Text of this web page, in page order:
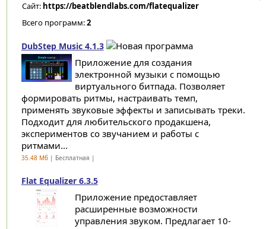
Сайт: https://beatblendlabs.com/flatequalizer
Всего программ:2
DubStep Music 4.1.3
Приложение для создания
электронной музыки с помощью
виртуального битпада. Позволяет
формировать ритмы, настраивать темп,
применять звуковые эффекты и записывать треки.
Подходит для любительского продакшена,
экспериментов со звучанием и работы с
ритмами...
35.48 Мб| Бесплатная |
Flat Equalizer 6.3.5
Приложение предоставляет
расширенные возможности
управления звуком. Предлагает 10-